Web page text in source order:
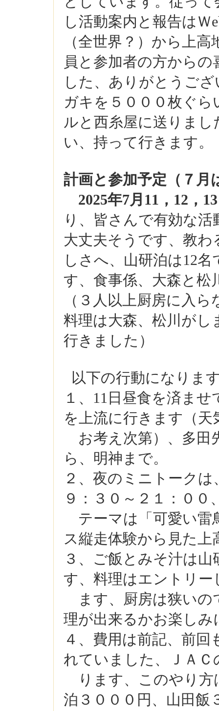
し活動案内と報告は
（全世界？）から上
員と参加者の方から
した、ありがとうご
ガキを５０００枚ぐ
ルと西糸屋に送りま
い、持って行きます。
計画と参加予定（７月
2025年7月11，12，
り、皆さんで有効な
大丈夫そうです、教
しさへ、山研泊は12
す、食事係、大森と松
（３人以上厨房に入
料理は大森、松川が
行きました）
以下の行動になりま
１、11日昼食を済ま
を上流に行きます（
お考え次第）、多田
ら、明神まで。
２、夜のミニトーク
９：３０～２１：００
テーマは「可愛い雷
ス縦走体験から見た上
３、ご飯とみそ汁は
す、料理はエントリ
ます、厨房は狭いの
理が出来るかお楽しみ
４、費用は前記、前
れていました、ＪＡ
ります、このやり方
泊３０００円、山田飯